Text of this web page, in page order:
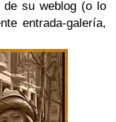
su weblog (o lo
entrada-galería,